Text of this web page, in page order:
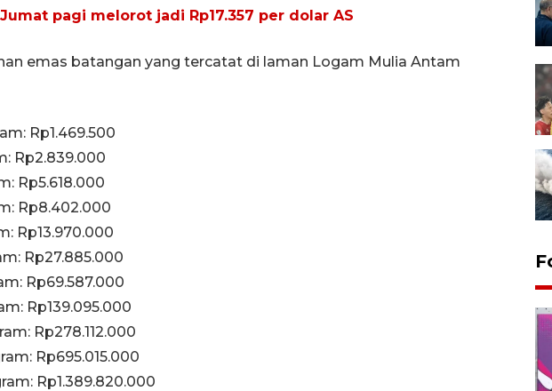
pagi melorot jadi Rp17.357 per dolar AS
emas batangan yang tercatat di laman Logam Mulia Antam
Rp1.469.500
Rp2.839.000
Rp5.618.000
Rp8.402.000
Rp13.970.000
Rp27.885.000
Rp69.587.000
Rp139.095.000
Rp278.112.000
Rp695.015.000
Rp1.389.820.000